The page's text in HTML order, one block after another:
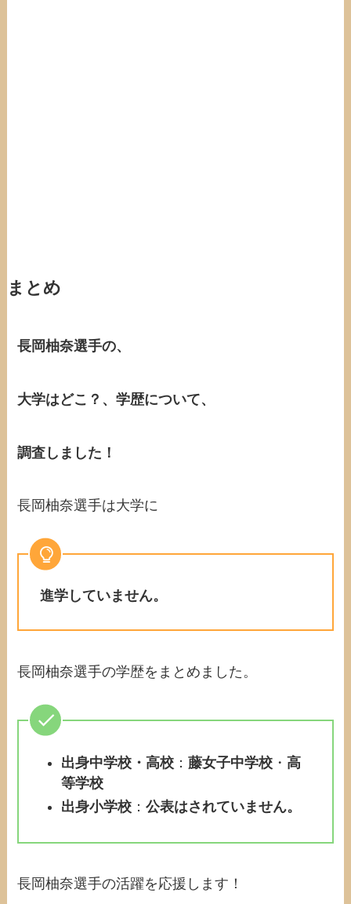
まとめ
長岡柚奈選手の、
大学はどこ？、学歴について、
調査しました！
長岡柚奈選手は大学に
進学していません。
長岡柚奈選手の学歴をまとめました。
出身中学校・高校 ：藤女子中学校 ・高
等学校
出身小学校 ：公表はされていません。
長岡柚奈選手の活躍を応援します！